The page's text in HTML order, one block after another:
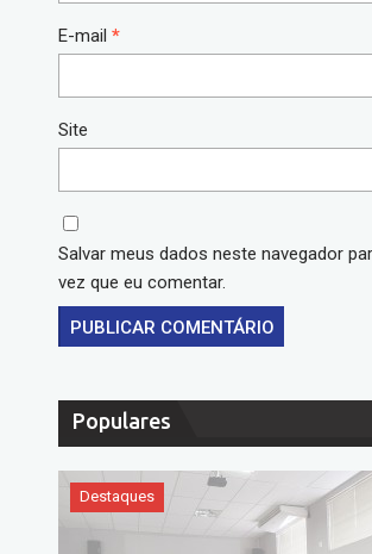
E-mail *
Site
Salvar meus dados neste navegador
vez que eu comentar.
Populares
Destaques